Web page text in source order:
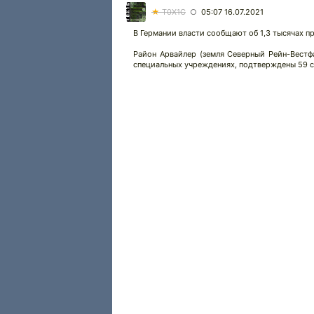
★T0X1C ○ 05:07 16.07.2021
В Германии власти сообщают об 1,3 тысячах
Район Арвайлер (земля Северный Рейн-
специальных учреждениях, подтверждены 59